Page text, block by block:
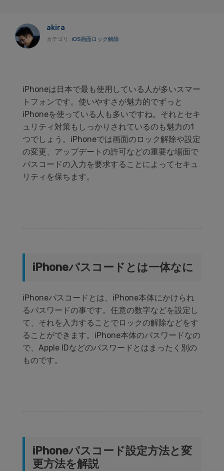
akira
カテゴリ: iOS画面ロック解除
iPhoneは日本で最も使用している人が多いスマー
トフォンです。使いやすさが魅力的でずっと
iPhoneを使っている人も多いですね。それとセキ
ュリティ対策もしっかりされているのも魅力の1
つでしょう。iPhoneでは画面のロック解除や設定
の変更、アップデートの許可などの重要な場面で
パスコードの入力を要求することによってセキュ
リティを保ちます。
iPhoneパスコードとは一体なに
iPhoneパスコードとは、iPhone本体にかけられ
るパスワードの事です。任意の数字などを設定し
て、それを入力することでロックの解除などをす
ることができます。iPhone本体のパスワードなの
で、Apple IDなどのパスワードとはまったく別の
ものです。
iPhoneパスコード設定方法と変
更方法を解説